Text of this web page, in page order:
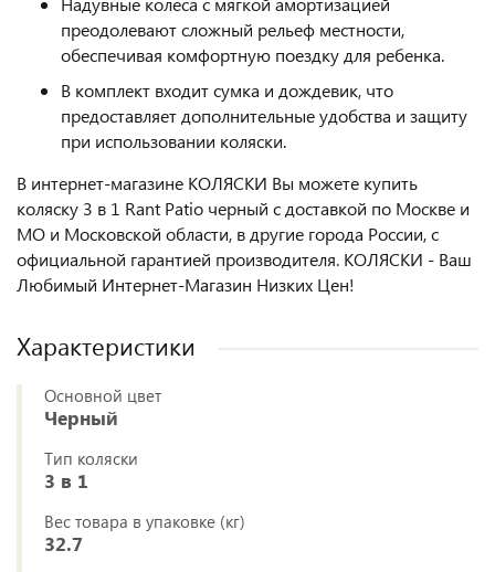
преодолевают сложный рельеф местности,
обеспечивая комфортную поездку для ребенка.
В комплект входит сумка и дождевик, что
предоставляет дополнительные удобства и защиту
при использовании коляски.
В интернет-магазине КОЛЯСКИ Вы можете купить
коляску 3 в 1 Rant Patio черный с доставкой по Москве и
МО и Московской области, в другие города России, с
официальной гарантией производителя. КОЛЯСКИ - Ваш
Любимый Интернет-Магазин Низких Цен!
Характеристики
Основной цвет
Черный
Тип коляски
3 в 1
Вес товара в упаковке (кг)
32.7